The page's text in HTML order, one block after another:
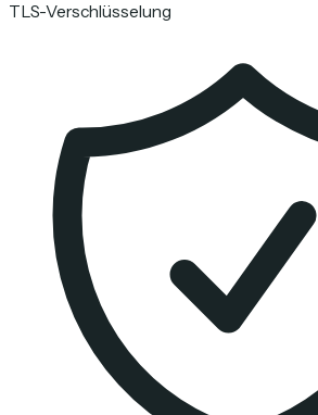
TLS-Verschlüsselung